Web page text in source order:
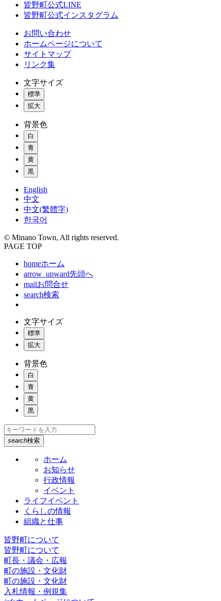
皆野町公式LINE
皆野町公式インスタグラム
お問い合わせ
ホームページについて
サイトマップ
リンク集
文字サイズ
標準
拡大
背景色
白
青
黄
黒
English
中文
中文(繁體字)
한국어
© Minano Town, All rights reserved.
PAGE TOP
homeホーム
arrow_upward先頭へ
mailお問合せ
search検索
文字サイズ
標準
拡大
背景色
白
青
黄
黒
search検索
ホーム
お知らせ
行政情報
イベント
ライフイベント
くらしの情報
組織と仕事
皆野町について
皆野町について
町長・議会・広報
町の施設・文化財
町の施設・文化財
入札情報・例規集